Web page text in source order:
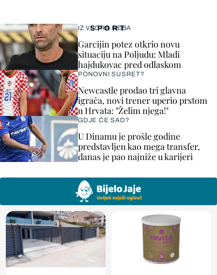
SPORT
IZ VEDRA NEBA
Garcijin potez otkrio novu
situaciju na Poljudu: Mladi
hajdukovac pred odlaskom
PONOVNI SUSRET?
Newcastle prodao tri glavna
igrača, novi trener uperio prstom
u Hrvata: "Želim njega!"
GDJE ĆE SAD?
U Dinamu je prošle godine
predstavljen kao mega transfer,
danas je pao najniže u karijeri